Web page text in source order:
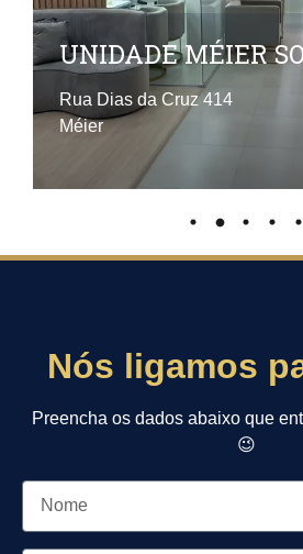
UNIDADE BARRA
SORRIAMED
Rua Gildasio Amado 55
Barra
Nós ligamos
Preencha os dados abaixo que
😉